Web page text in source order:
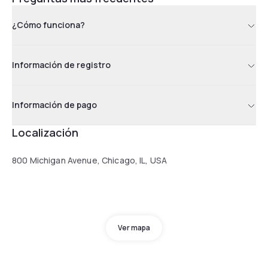
¿Cómo funciona?
Información de registro
Información de pago
Localización
800 Michigan Avenue, Chicago, IL, USA
Ver mapa